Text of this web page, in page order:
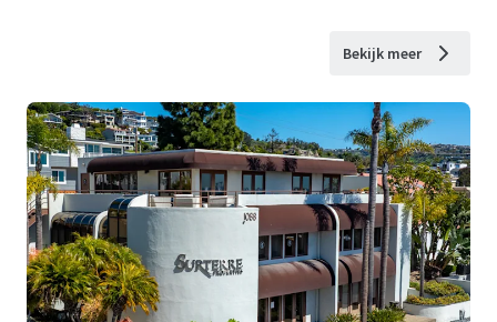
Bekijk meer